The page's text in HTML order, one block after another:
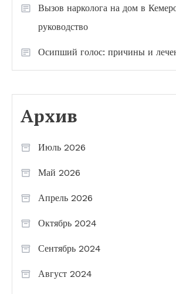
Вызов нарколога на дом в
руководство
Осипший голос: причины и
Архив
Июль 2026
Май 2026
Апрель 2026
Октябрь 2024
Сентябрь 2024
Август 2024